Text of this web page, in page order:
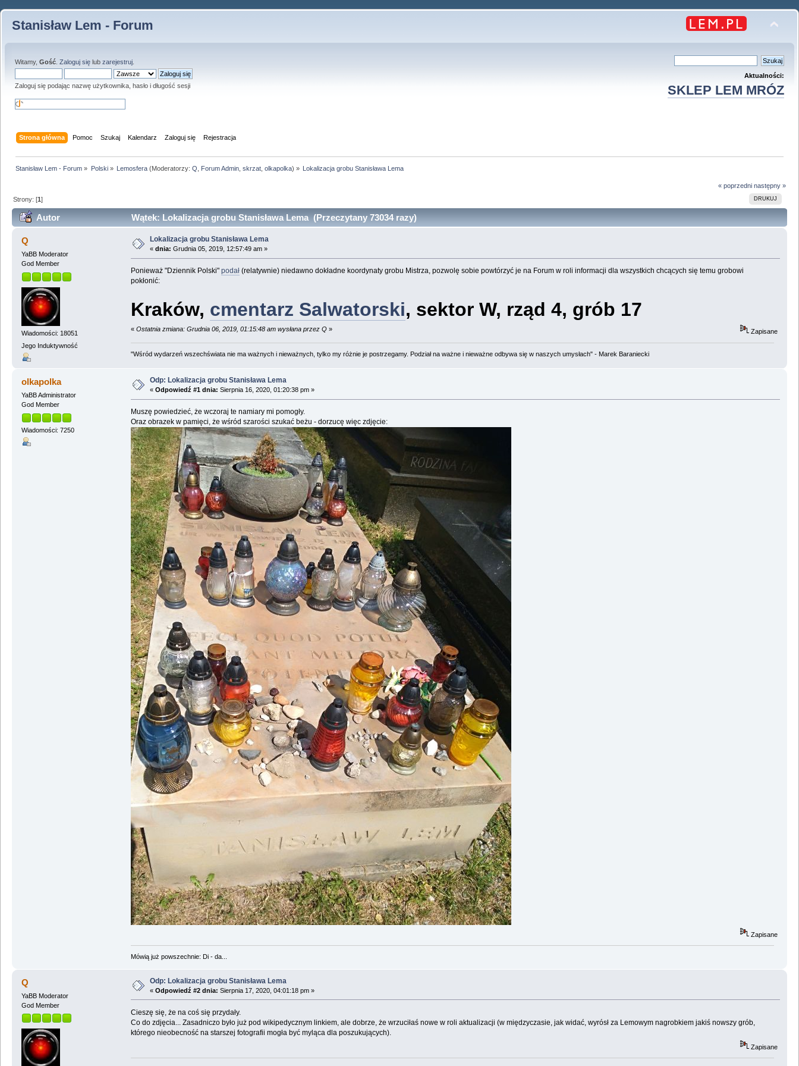
Stanisław Lem - Forum
Witamy, Gość Zaloguj się lub zarejestruj
Zaloguj się podając nazwę użytkownika, hasło i długość sesji
Aktualności:
SKLEP LEM MRÓZ
Strona główna Pomoc Szukaj Kalendarz Zaloguj się Rejestracja
Stanisław Lem - Forum » Polski» Lemosfera(Moderatorzy: Q Forum Admin, skrzat, olkapolka) » Lokalizacja grobu Stanisława Lema
« poprzedni następny »
DRUKUJ
Strony: [1]
Autor Wątek: Lokalizacja grobu Stanisława Lema (Przeczytany 73034 razy)
Q
YaBB Moderator
God Member
Wiadomości: 18051
Jego Induktywność
Lokalizacja grobu Stanisława Lema
« dnia: Grudnia 05, 2019, 12:57:49 am »
Ponieważ "Dziennik Polski" podał(relatywnie) niedawno dokładne koordynaty grobu Mistrza, pozwolę sobie powtórzyć je na Forum w roli informacji dla wszystkich chcących się temu grobowi
pokłonić:
Kraków, cmentarz Salwatorski, sektor W, rząd 4, grób 17
« Ostatnia zmiana: Grudnia 06, 2019, 01:15:48 am wysłana przez Q» Zapisane
"Wśród wydarzeń wszechświata nie ma ważnych i nieważnych, tylko my różnie je postrzegamy. Podział na ważne i nieważne odbywa się w naszych umysłach" - Marek Baraniecki
olkapolka
YaBB Administrator
God Member
Wiadomości: 7250
Odp: Lokalizacja grobu Stanisława Lema
« Odpowiedź #1 dnia: Sierpnia 16, 2020, 01:20:38 pm »
Muszę powiedzieć, że wczoraj te namiary mi pomogły.
Oraz obrazek w pamięci, że wśród szarości szukać beżu - dorzucę więc zdjęcie:
Zapisane
Mówią już powszechnie: Di - da...
Q
YaBB Moderator
God Member
Odp: Lokalizacja grobu Stanisława Lema
« Odpowiedź #2 dnia: Sierpnia 17, 2020, 04:01:18 pm »
Cieszę się, że na coś się przydały.
Co do zdjęcia... Zasadniczo było już pod wikipedycznym linkiem, ale dobrze, że wrzuciłaś nowe w roli aktualizacji (w międzyczasie, jak widać, wyrósł za Lemowym nagrobkiem jakiś nowszy grób,
którego nieobecność na starszej fotografii mogła być myląca dla poszukujących).
Zapisane